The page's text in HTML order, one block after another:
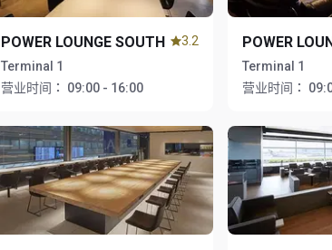
POWER LOUNGE SOUTH
Terminal 1
营业时间：
09:00 - 16:00
3.2 POWER
Terminal 1
营业时间：